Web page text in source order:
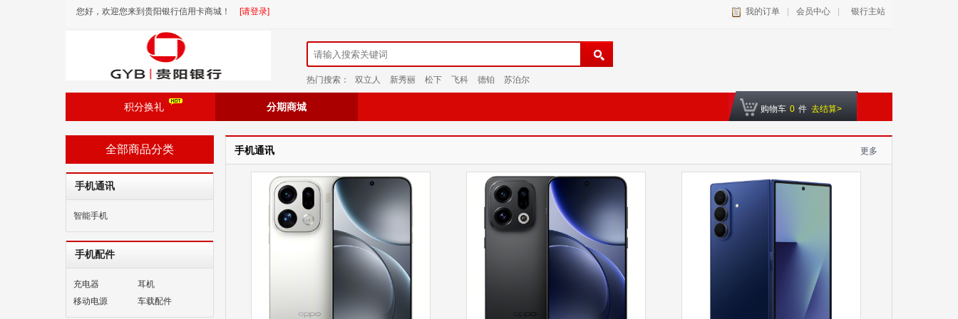
您好，欢迎您来到贵阳银行信用卡商城！ [请登录] 我的订单 会员中心 银行主站
热门搜索： 双立人 新秀丽 松下 飞科 德铂 苏泊尔
积分换礼 分期商城 购物车 0 件 去结算>
全部商品分类
手机通讯
智能手机
手机配件
充电器
耳机
移动电源
车载配件
手机通讯 更多